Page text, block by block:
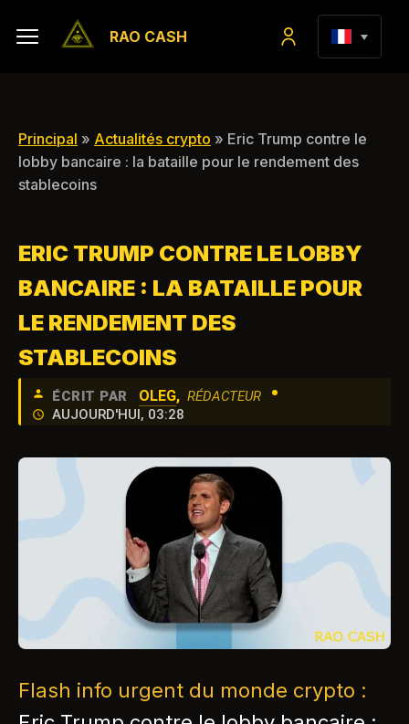
RAO CASH
Principal » Actualités crypto » Eric Trump contre le
lobby bancaire : la bataille pour le rendement des
stablecoins
ERIC TRUMP CONTRE LE LOBBY
BANCAIRE : LA BATAILLE POUR
LE RENDEMENT DES
STABLECOINS
ÉCRIT PAR OLEG, RÉDACTEUR •
AUJOURD'HUI, 03:28
Flash info urgent du monde crypto :